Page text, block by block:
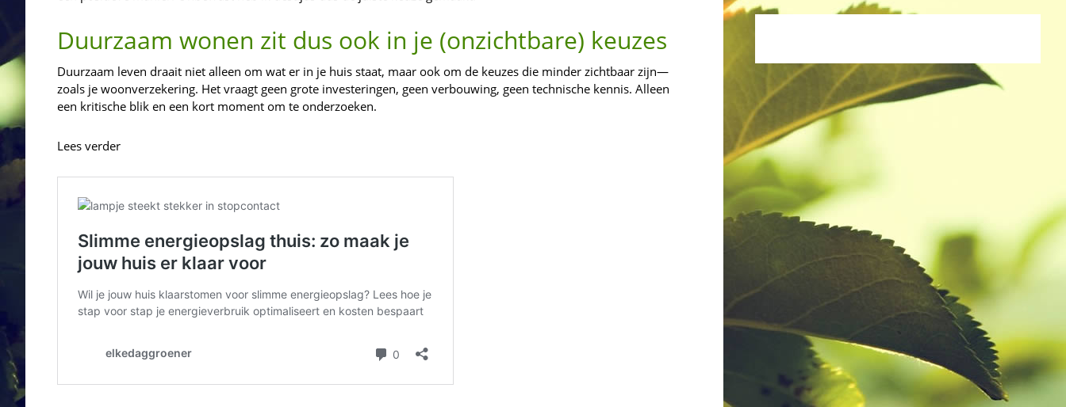
Duurzaam wonen zit dus ook in je (onzichtbare) keuzes
Duurzaam leven draait niet alleen om wat er in je huis staat, maar ook om de keuzes die minder zichtbaar zijn—
zoals je woonverzekering. Het vraagt geen grote investeringen, geen verbouwing, geen technische kennis. Alleen
een kritische blik en een kort moment om te onderzoeken.
Lees verder